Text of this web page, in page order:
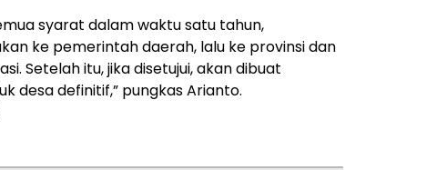
syarat dalam waktu satu tahun,
ke pemerintah daerah, lalu ke provinsi dan
Setelah itu, jika disetujui, akan dibuat
desa definitif,” pungkas Arianto.